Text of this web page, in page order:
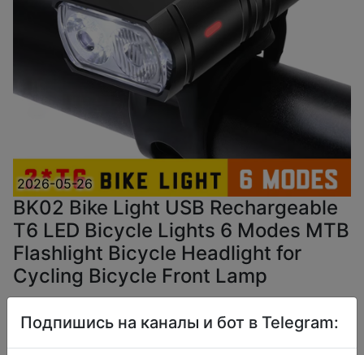
2026-05-26
BK02 Bike Light USB Rechargeable
T6 LED Bicycle Lights 6 Modes MTB
Flashlight Bicycle Headlight for
Cycling Bicycle Front Lamp
$2.98
Подпишись на каналы и бот в Telegram: